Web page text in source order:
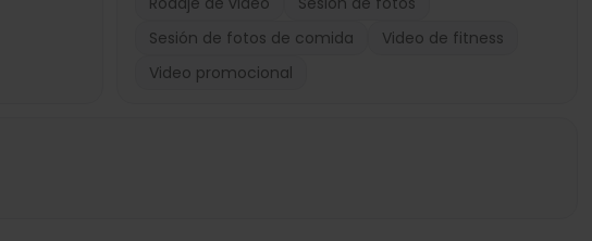
Sesión de fotos de comida
Video de fitness
Video promocional